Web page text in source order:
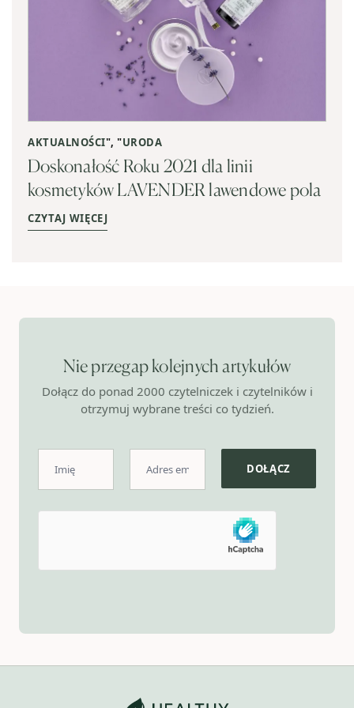
AKTUALNOŚCI", "URODA
Doskonałość Roku 2021 dla linii
kosmetyków LAVENDER lawendowe pola
CZYTAJ WIĘCEJ
Nie przegap kolejnych artykułów
Dołącz do ponad 2000 czytelniczek i czytelników i
otrzymuj wybrane treści co tydzień.